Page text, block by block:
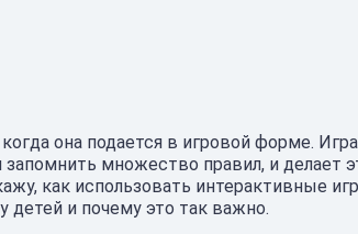
она подается в игровой форме.
множество правил, и делает
как использовать интерактивные
и почему это так важно.